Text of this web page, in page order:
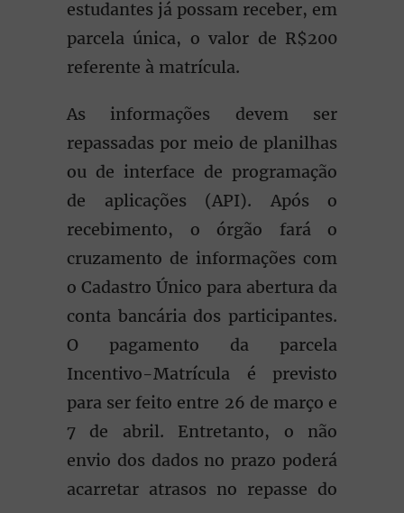
estudantes já possam receber, em
parcela única, o valor de R$200
referente à matrícula.
As informações devem ser
repassadas por meio de planilhas
ou de interface de programação
de aplicações (API). Após o
recebimento, o órgão fará o
cruzamento de informações com
o Cadastro Único para abertura da
conta bancária dos participantes.
O pagamento da parcela
Incentivo-Matrícula é previsto
para ser feito entre 26 de março e
7 de abril. Entretanto, o não
envio dos dados no prazo poderá
acarretar atrasos no repasse do